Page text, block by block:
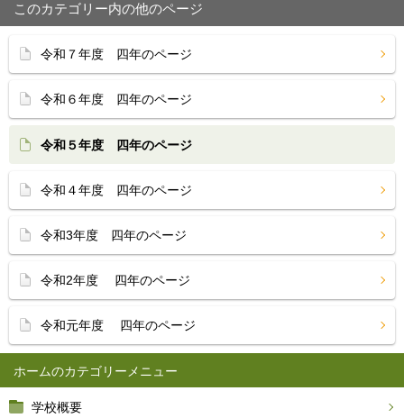
ホーム
学校概要
このカテゴリー内の他のページ
令和７年度 四年のページ
令和６年度 四年のページ
令和５年度 四年のページ
令和４年度 四年のページ
令和3年度 四年のページ
令和2年度 四年のページ
令和元年度 四年のページ